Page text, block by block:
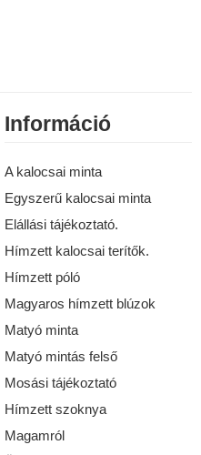
Információ
A kalocsai minta
Egyszerű kalocsai minta
Elállási tájékoztató.
Hímzett kalocsai terítők.
Hímzett póló
Magyaros hímzett blúzok
Matyó minta
Matyó mintás felső
Mosási tájékoztató
Hímzett szoknya
Magamról